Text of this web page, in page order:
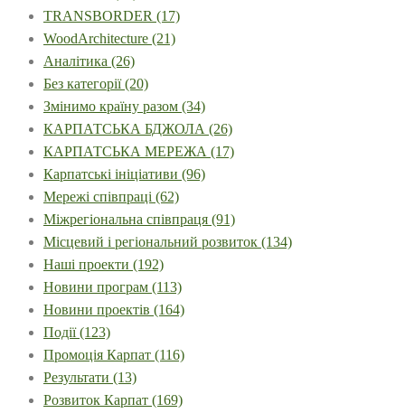
TRANSBORDER (17)
WoodArchitecture (21)
Аналітика (26)
Без категорії(20)
Змінимо країну разом (34)
КАРПАТСЬКА БДЖОЛА (26)
КАРПАТСЬКА МЕРЕЖА (17)
Карпатські ініціативи (96)
Мережі співпраці (62)
Міжрегіональна співпраця (91)
Місцевий і регіональний розвиток (134)
Наші проекти (192)
Новини програм (113)
Новини проектів (164)
Події(123)
Промоція Карпат (116)
Результати (13)
Розвиток Карпат (169)